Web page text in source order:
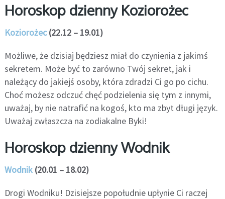
Horoskop dzienny Koziorożec
Koziorożec(22.12 – 19.01)
Możliwe, że dzisiaj będziesz miał do czynienia z jakimś
sekretem. Może być to zarówno Twój sekret, jak i
należący do jakiejś osoby, która zdradzi Ci go po cichu.
Choć możesz odczuć chęć podzielenia się tym z innymi,
uważaj, by nie natrafić na kogoś, kto ma zbyt długi język.
Uważaj zwłaszcza na zodiakalne Byki!
Horoskop dzienny Wodnik
Wodnik(20.01 – 18.02)
Drogi Wodniku! Dzisiejsze popołudnie upłynie Ci raczej